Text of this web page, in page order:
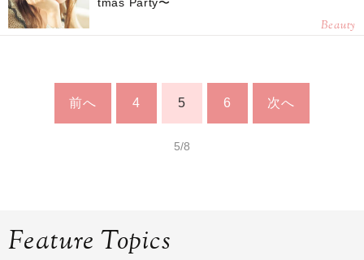
Beauty
前へ 4 5 6 次へ
5/8
Feature Topics